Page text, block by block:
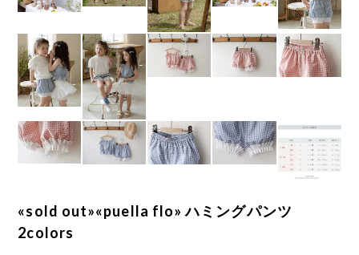
«sold out»«puella flo» ハミングパンツ
2colors